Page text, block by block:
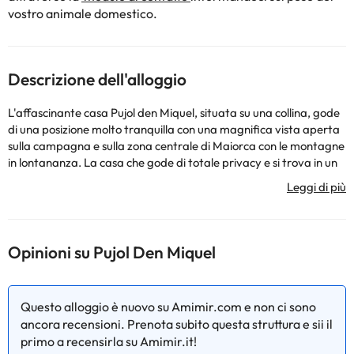
vostro animale domestico.
Descrizione dell'alloggio
L'affascinante casa Pujol den Miquel, situata su una collina, gode
di una posizione molto tranquilla con una magnifica vista aperta
sulla campagna e sulla zona centrale di Maiorca con le montagne
in lontananza. La casa che gode di totale privacy e si trova in un
piccolo gruppo di tre case. Pujol den Miquel è una meravigliosa
casa di campagna completamente ristrutturata in uno splendido
originale parzialmente rivestita in pietra. Dall'ingresso, a doppia
altezza e molto luminoso, si accede ad un ambiente aperto dove
accede direttamente al patio e alla piscina. Il piano terra ha una
camera con due letti singoli e un bagno con doccia. Dal salone una
scala con una bella ringhiera in ferro battuto conduce al primo
Opinioni su Pujol Den Miquel
Questo alloggio è nuovo su Amimir.com e non ci sono
ancora recensioni. Prenota subito questa struttura e sii il
primo a recensirla su Amimir.it!